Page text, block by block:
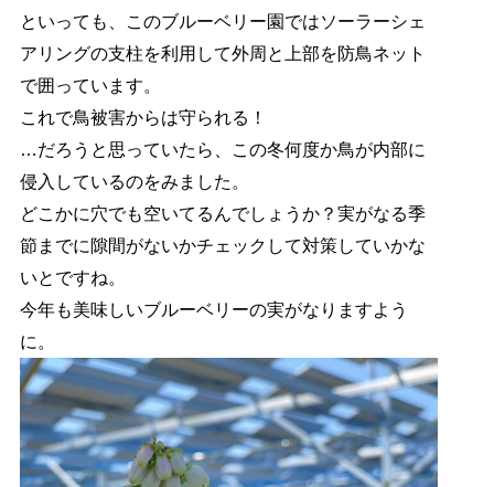
といっても、このブルーベリー園ではソーラーシェ
アリングの支柱を利用して外周と上部を防鳥ネット
で囲っています。
これで鳥被害からは守られる！
…だろうと思っていたら、この冬何度か鳥が内部に
侵入しているのをみました。
どこかに穴でも空いてるんでしょうか？実がなる季
節までに隙間がないかチェックして対策していかな
いとですね。
今年も美味しいブルーベリーの実がなりますよう
に。